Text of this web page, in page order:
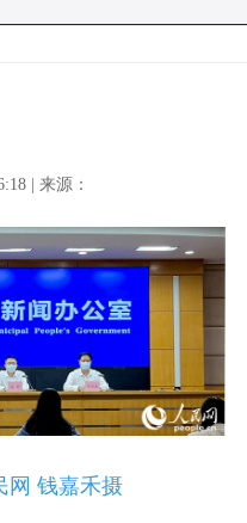
| 来源：
网 钱嘉禾摄